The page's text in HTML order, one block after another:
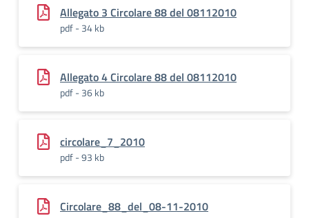
Allegato 3 Circolare 88 del 08112010
pdf - 34 kb
Allegato 4 Circolare 88 del 08112010
pdf - 36 kb
circolare_7_2010
pdf - 93 kb
Circolare_88_del_08-11-2010